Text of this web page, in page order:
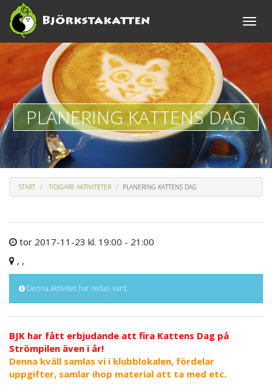
Toggle
PLANERING KATTENS DAG
START TIDIGARE AKTIVITETER PLANERING KATTENS DAG
tor 2017-11-23 kl. 19:00 - 21:00
, ,
Denna aktivitet har redan varit.
BJK har fått erbjudande att fira Kattens Dag på
Strömpilen även i år!
Denna kväll samlas vi i klubblokalen, fördelar
uppgifter, samlar ihop material att ta med etc.